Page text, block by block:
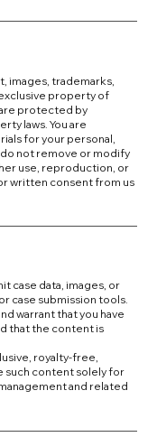
images, trademarks,
property of
protected by
laws. You are
for your personal,
not remove or modify
use, reproduction, or
written consent from us
case data, images, or
case submission tools.
warrant that you have
that the content is
royalty-free,
such content solely for
and related